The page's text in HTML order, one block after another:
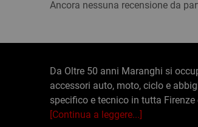
Ancora nessuna recensione da
Da Oltre 50 anni Maranghi si
accessori auto, moto, ciclo e
specifico e tecnico in tutta Firenze
[Continua a leggere...]